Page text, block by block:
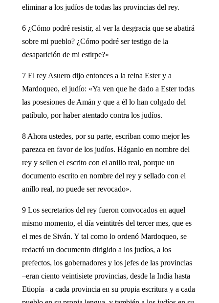
eliminar a los judíos de todas las provincias del rey.
6 ¿Cómo podré resistir, al ver la desgracia que se abatirá
sobre mi pueblo? ¿Cómo podré ser testigo de la
desaparición de mi estirpe?»
7 El rey Asuero dijo entonces a la reina Ester y a
Mardoqueo, el judío: «Ya ven que he dado a Ester todas
las posesiones de Amán y que a él lo han colgado del
patíbulo, por haber atentado contra los judíos.
8 Ahora ustedes, por su parte, escriban como mejor les
parezca en favor de los judíos. Háganlo en nombre del
rey y sellen el escrito con el anillo real, porque un
documento escrito en nombre del rey y sellado con el
anillo real, no puede ser revocado».
9 Los secretarios del rey fueron convocados en aquel
mismo momento, el día veintitrés del tercer mes, que es
el mes de Siván. Y tal como lo ordenó Mardoqueo, se
redactó un documento dirigido a los judíos, a los
prefectos, los gobernadores y los jefes de las provincias
–eran ciento veintisiete provincias, desde la India hasta
Etiopía– a cada provincia en su propia escritura y a cada